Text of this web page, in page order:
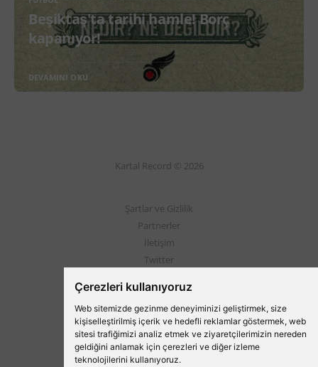
Çerezleri kullanıyoruz
Web sitemizde gezinme deneyiminizi geliştirmek, size
kişiselleştirilmiş içerik ve hedefli reklamlar göstermek, web
sitesi trafiğimizi analiz etmek ve ziyaretçilerimizin nereden
geldiğini anlamak için çerezleri ve diğer izleme
teknolojilerini kullanıyoruz.
Beşiktaş'ta tarihi hamle! Borç
kapanıyor!
DEVAMINI OKU
Kartal Record © 2026
Şartlar ve Gizlilik
Partnerler
İletişim
Twitter
Beşiktaş'ın Medyası